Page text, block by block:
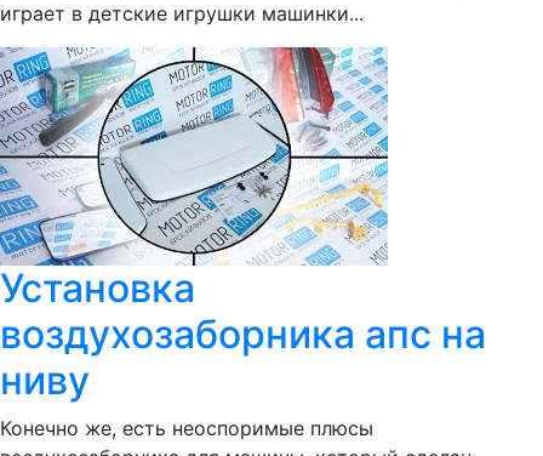
играет в детские игрушки машинки...
Установка
воздухозаборника апс на
ниву
Конечно же, есть неоспоримые плюсы